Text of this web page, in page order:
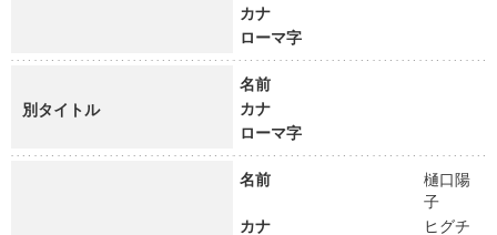
カナ
ローマ字
別タイトル
名前
カナ
ローマ字
名前
樋口陽
子
カナ
ヒグチ